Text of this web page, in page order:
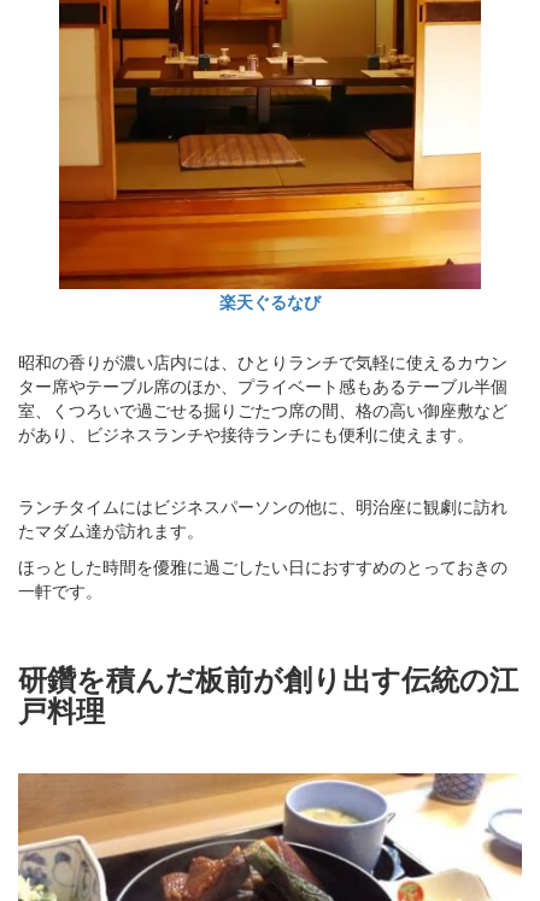
楽天ぐるなび
昭和の香りが濃い店内には、ひとりランチで気軽に使えるカウン
ター席やテーブル席のほか、プライベート感もあるテーブル半個
室、くつろいで過ごせる掘りごたつ席の間、格の高い御座敷など
があり、ビジネスランチや接待ランチにも便利に使えます。
ランチタイムにはビジネスパーソンの他に、明治座に観劇に訪れ
たマダム達が訪れます。
ほっとした時間を優雅に過ごしたい日におすすめのとっておきの
一軒です。
研鑽を積んだ板前が創り出す伝統の江
戸料理